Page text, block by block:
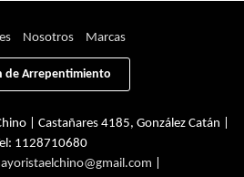
Nosotros Marcas
de Arrepentimiento
| Castañares 4185, González Catán |
1128710680